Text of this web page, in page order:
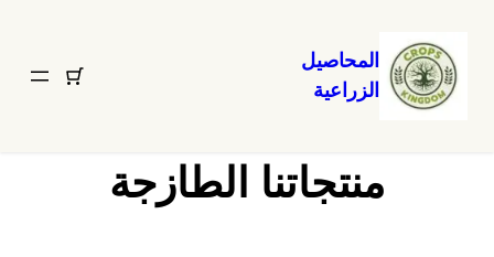
تخطى
المحاصيل
الزراعية
منتجاتنا الطازجة